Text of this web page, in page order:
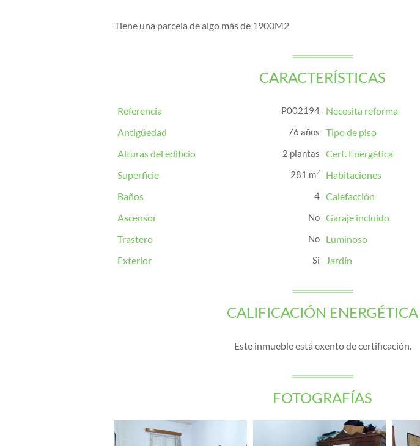
Tiene una parcela de algo más de 1900M2
CARACTERÍSTICAS
Referencia P002194
Necesita reforma
Antigüedad
76 años Tipo de piso
Alturas del edificio 2 plantas
Cert. Energética
Superficie
281 m2 Habitaciones
Baños 4 Calefacción
Ascensor
Garaje incluido
Trastero
Luminoso
Exterior
Jardín
CALIFICACIÓN ENERGÉTICA
Este inmueble está exento de certificación.
FOTOGRAFÍAS